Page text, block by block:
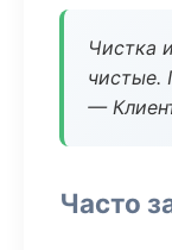
Чистка
чистые.
—
Часто